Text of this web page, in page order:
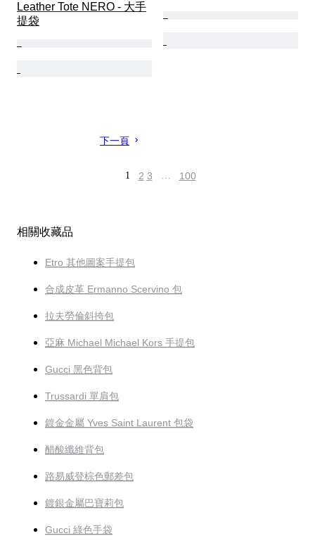
Leather Tote NERO - 大手
提袋
下一頁
1 2 3 … 100
相關收藏品
Etro 其他圖案手提包
合成皮革 Ermanno Scervino 包
拉夫勞倫斜挎包
亞麻 Michael Michael Kors 手提包
Gucci 黑色背包
Trussardi 單肩包
鍍金金屬 Yves Saint Laurent 包袋
醋酸纖維背包
路易威登棕色郵差包
鍍銀金屬巴寶莉包
Gucci 綠色手袋